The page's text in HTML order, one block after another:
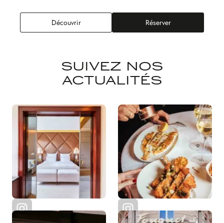
DécouvrirFouquet's Réserver
SUIVEZ NOS
ACTUALITÉS